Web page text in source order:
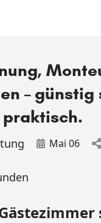
– günstig
praktisch.
Mai 06